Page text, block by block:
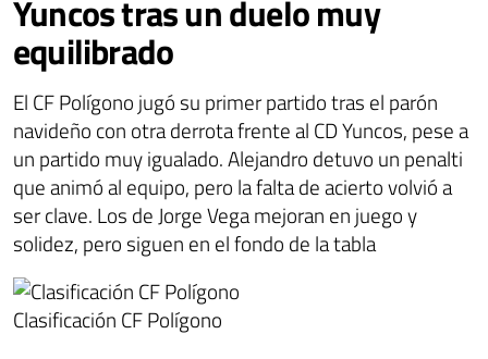
Yuncos tras un duelo muy
equilibrado
El CF Polígono jugó su primer partido tras el parón
navideño con otra derrota frente al CD Yuncos, pese a
un partido muy igualado. Alejandro detuvo un penalti
que animó al equipo, pero la falta de acierto volvió a
ser clave. Los de Jorge Vega mejoran en juego y
solidez, pero siguen en el fondo de la tabla
Clasificación CF Polígono